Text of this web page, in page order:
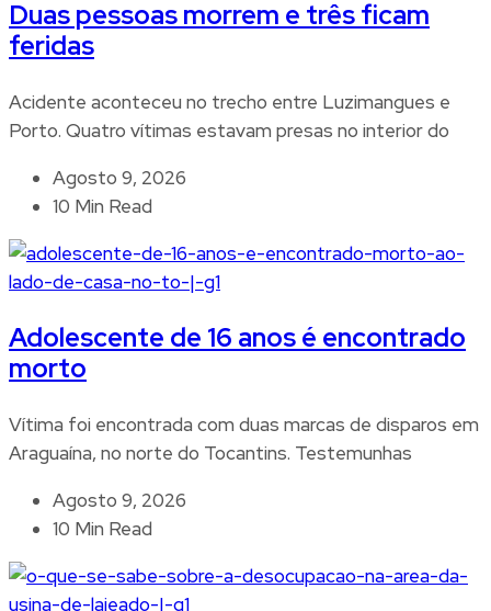
Duas pessoas morrem e três ficam
feridas
Acidente aconteceu no trecho entre Luzimangues e
Porto. Quatro vítimas estavam presas no interior do
Agosto 9, 2026
10 Min Read
Adolescente de 16 anos é encontrado
morto
Vítima foi encontrada com duas marcas de disparos em
Araguaína, no norte do Tocantins. Testemunhas
Agosto 9, 2026
10 Min Read